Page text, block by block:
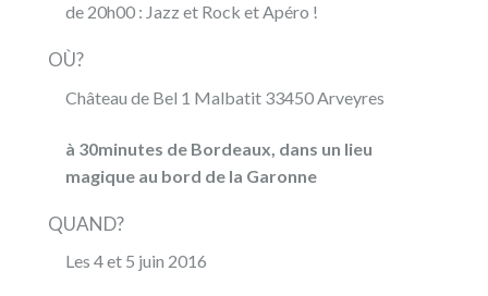
de 20h00 : Jazz et Rock et Apéro !
OÙ?
Château de Bel 1 Malbatit 33450 Arveyres
à 30minutes de Bordeaux, dans un lieu
magique au bord de la Garonne
QUAND?
Les 4 et 5 juin 2016